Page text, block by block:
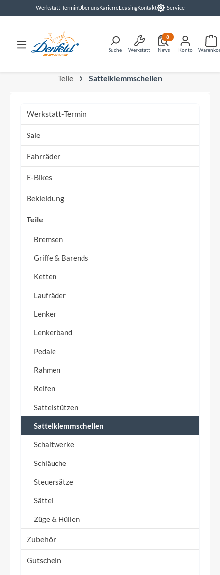
springenWerkstatt-TerminÜber unsKarierreLeasingKontakt Service
Suche Werkstatt News
8
Konto
Teile Sattelklemmschellen
Werkstatt-Termin
Sale
Fahrräder
E-Bikes
Bekleidung
Teile
Bremsen
Griffe & Barends
Ketten
Laufräder
Lenker
Lenkerband
Pedale
Rahmen
Reifen
Sattelstützen
Sattelklemmschellen
Schaltwerke
Schläuche
Steuersätze
Sättel
Züge & Hüllen
Zubehör
Gutschein